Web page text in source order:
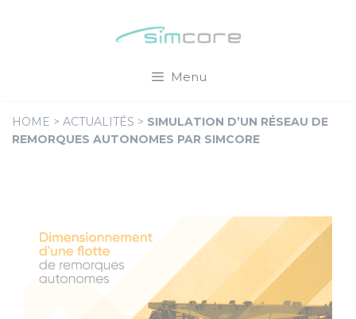
Menu
HOME > ACTUALITÉS > SIMULATION D’UN RÉSEAU DE
REMORQUES AUTONOMES PAR SIMCORE